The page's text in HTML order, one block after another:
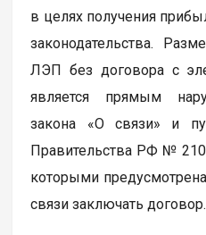
в целях получения
законодательства.
ЛЭП без договора с
является прямым
закона «О связи» и
Правительства РФ №
которыми
связи заключать договор.